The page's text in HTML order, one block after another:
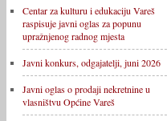
Centar za kulturu i edukaciju Vareš
raspisuje javni oglas za popunu
upražnjenog radnog mjesta
Javni konkurs, odgajatelji, juni 2026
Javni oglas o prodaji nekretnine u
vlasništvu Općine Vareš